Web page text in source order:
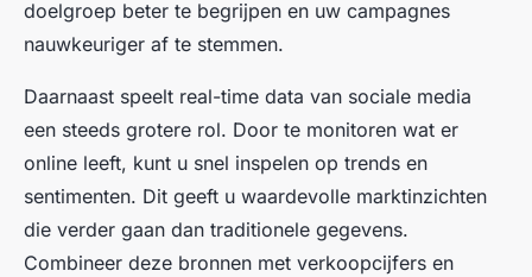
doelgroep beter te begrijpen en uw campagnes
nauwkeuriger af te stemmen.
Daarnaast speelt real-time data van sociale media
een steeds grotere rol. Door te monitoren wat er
online leeft, kunt u snel inspelen op trends en
sentimenten. Dit geeft u waardevolle marktinzichten
die verder gaan dan traditionele gegevens.
Combineer deze bronnen met verkoopcijfers en